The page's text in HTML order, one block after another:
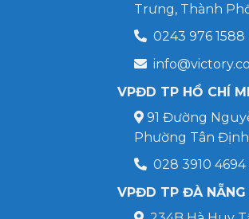
Trưng, Thành
0243 976 1588
VPĐD TP HỒ CHÍ
91 Đường
Phường Tân
028 3910 4694
VPĐD TP ĐÀ NẴNG